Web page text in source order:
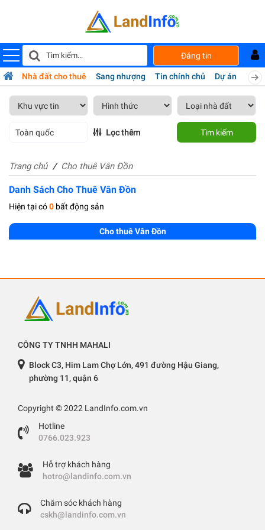
Đăng tin
Nhà đất cho thuê Sang nhượng Tin chính chủ Dự án
Toàn quốc Lọc thêm Tìm kiếm
Trang chủ Cho thuê Vân Đồn
Danh Sách Cho Thuê Vân Đồn
Hiện tại có0 bất động sản
Cho thuê Vân Đồn
CÔNG TY TNHH MAHALI
Block C3, Him Lam Chợ Lớn, 491 đường Hậu Giang,
phường 11, quận 6
Copyright © 2022 LandInfo.com.vn
Hotline
0766.023.923
Hỗ trợ khách hàng
hotro@landinfo.com.vn
Chăm sóc khách hàng
cskh@landinfo.com.vn